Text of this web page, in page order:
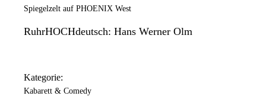
Spiegelzelt auf PHOENIX West
RuhrHOCHdeutsch: Hans Werner Olm
Kategorie:
Kabarett & Comedy